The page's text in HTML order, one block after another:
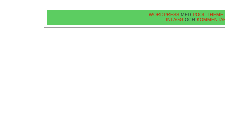
WORDPRESS MED POOL THEME
INLÄGGOCH